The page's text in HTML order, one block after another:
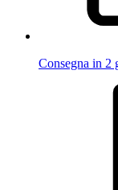
Consegna in 2